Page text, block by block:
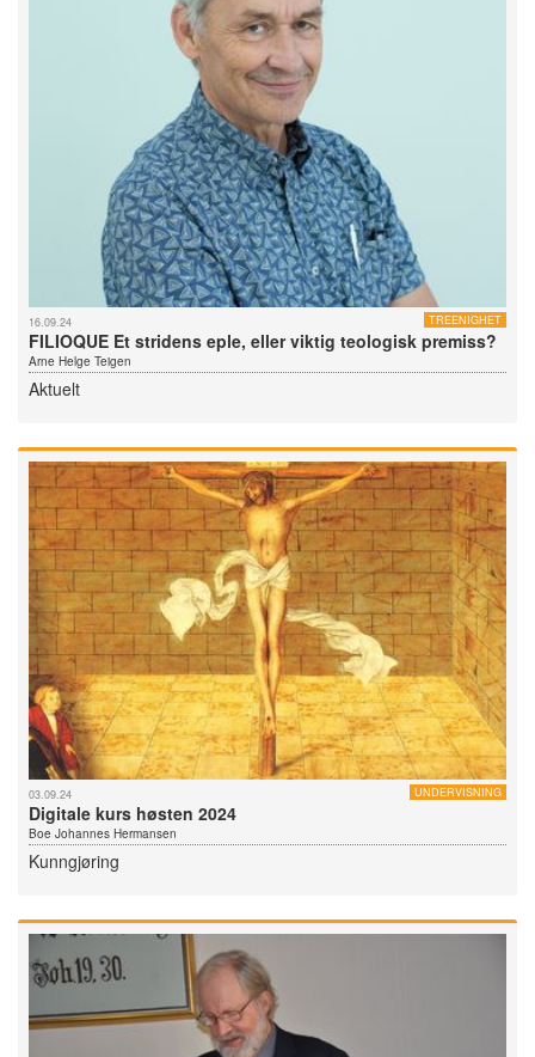
16.09.24 TREENIGHET
FILIOQUE Et stridens eple, eller viktig teologisk premiss?
Arne Helge Teigen
Aktuelt
03.09.24 UNDERVISNING
Digitale kurs høsten 2024
Boe Johannes Hermansen
Kunngjøring